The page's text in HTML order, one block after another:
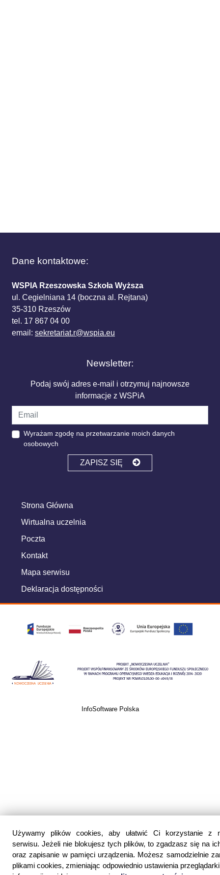
Używamy plików cookies, aby ułatwić Ci korzystanie z
serwisu. Jeżeli nie blokujesz tych plików, to zgadzasz się na
oraz zapisanie w pamięci urządzenia. Możesz samodzielnie
plikami cookies, zmieniając odpowiednio ustawienia
Dane kontaktowe:
WSPIA Rzeszowska Szkoła Wyższa
ul. Cegielniana 14 (boczna al. Rejtana)
35-310 Rzeszów
tel. 17 867 04 00
email: sekretariat.r@wspia.eu
Newsletter:
Podaj swój adres e-mail i otrzymuj najnowsze
informacje z WSPiA
Wyrażam zgodę na przetwarzanie moich danych
osobowych
ZAPISZ SIĘ
Strona Główna
Wirtualna uczelnia
Poczta
Kontakt
Mapa serwisu
Deklaracja dostępności
InfoSoftware Polska